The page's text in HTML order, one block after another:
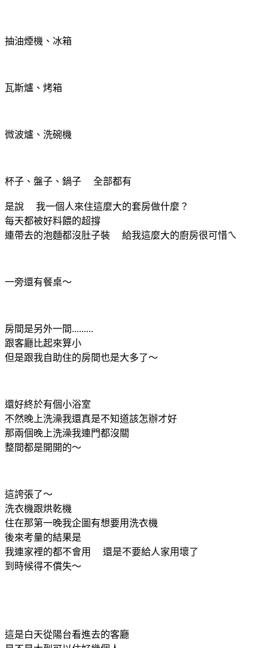
抽油煙機、冰箱
瓦斯爐、烤箱
微波爐、洗碗機
杯子、盤子、鍋子 全部都有
是說 我一個人來住這麼大的套房做什麼？
每天都被好料餵的超撐
連帶去的泡麵都沒肚子裝 給我這麼大的廚房很可惜ㄟ
一旁還有餐桌～
房間是另外一間.........
跟客廳比起來算小
但是跟我自助住的房間也是大多了～
還好終於有個小浴室
不然晚上洗澡我還真是不知道該怎辦才好
那兩個晚上洗澡我連門都沒關
整間都是開開的～
這誇張了～
洗衣機跟烘乾機
住在那第一晚我企圖有想要用洗衣機
後來考量的結果是
我連家裡的都不會用 還是不要給人家用壞了
到時候得不償失～
這是白天從陽台看進去的客廳